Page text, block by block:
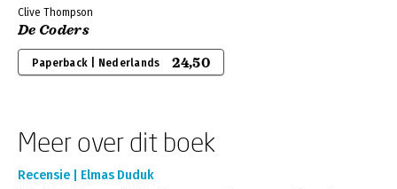
Clive Thompson
De Coders
Paperback | Nederlands 24,50
Meer over dit boek
Recensie | Elmas Duduk